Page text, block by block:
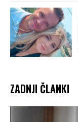
ZADNJI ČLANKI